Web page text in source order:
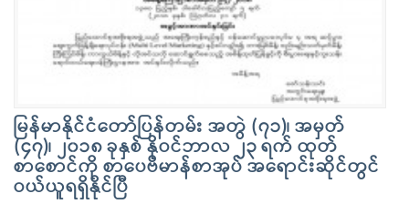
မြန်မာနိုင်ငံတော်ပြန်တမ်း အတွဲ (၇၁)၊ အမှတ်
(၄၇)၊ ၂၀၁၈ ခုနှစ် နိုဝင်ဘာလ ၂၃ ရက် ထုတ်
စာစောင်ကို စာပေဗိမာန်စာအုပ် အရောင်းဆိုင်တွင်
ဝယ်ယူရရှိနိုင်ပြီ